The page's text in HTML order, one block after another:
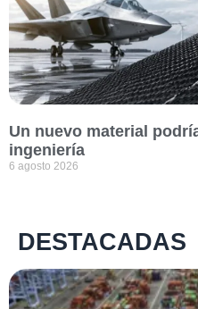
Un nuevo material
ingeniería
6 agosto 2026
DESTACADAS